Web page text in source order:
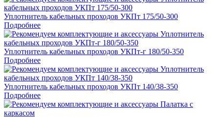
Уплотнитель кабельных проходов УКПт 175/50-300
Подробнее
Уплотнитель кабельных проходов УКПт-г 180/50-350
Подробнее
Уплотнитель кабельных проходов УКПт 140/38-350
Подробнее